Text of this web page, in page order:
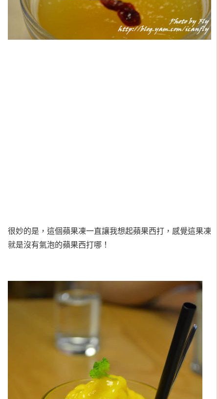
很妙的是，這個蘋果凍一直讓我想起蘋果西打，感覺這果凍
就是沒有氣泡的蘋果西打哪！